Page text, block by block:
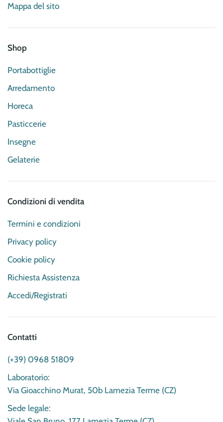
Mappa del sito
Shop
Portabottiglie
Arredamento
Horeca
Pasticcerie
Insegne
Gelaterie
Condizioni di vendita
Termini e condizioni
Privacy policy
Cookie policy
Richiesta Assistenza
Accedi/Registrati
Contatti
(+39) 0968 51809
Laboratorio:
Via Gioacchino Murat, 50b Lamezia Terme (CZ)
Sede legale: